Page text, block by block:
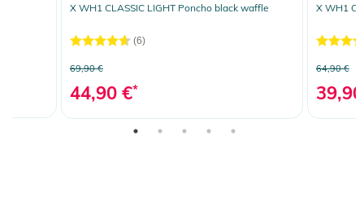
X WH1 CLASSIC LIGHT Poncho black waffle
(6)
69,90 €
44,90 €*
X WH1
64,90 €